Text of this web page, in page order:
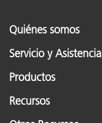
Quiénes somos
Servicio y Asistencia
Productos
Recursos